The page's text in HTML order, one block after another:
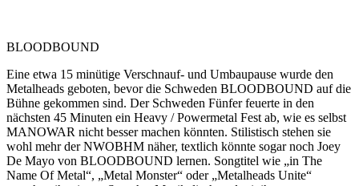
BLOODBOUND
Eine etwa 15 minütige Verschnauf- und Umbaupause wurde den
Metalheads geboten, bevor die Schweden BLOODBOUND auf die
Bühne gekommen sind. Der Schweden Fünfer feuerte in den
nächsten 45 Minuten ein Heavy / Powermetal Fest ab, wie es selbst
MANOWAR nicht besser machen könnten. Stilistisch stehen sie
wohl mehr der NWOBHM näher, textlich könnte sogar noch Joey
De Mayo von BLOODBOUND lernen. Songtitel wie „in The
Name Of Metal“, „Metal Monster“ oder „Metalheads Unite“